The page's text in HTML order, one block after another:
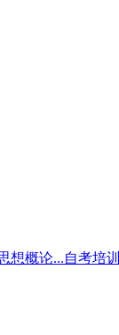
想概论...自考培训